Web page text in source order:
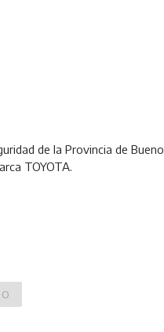
de la Provincia de
TOYOTA.